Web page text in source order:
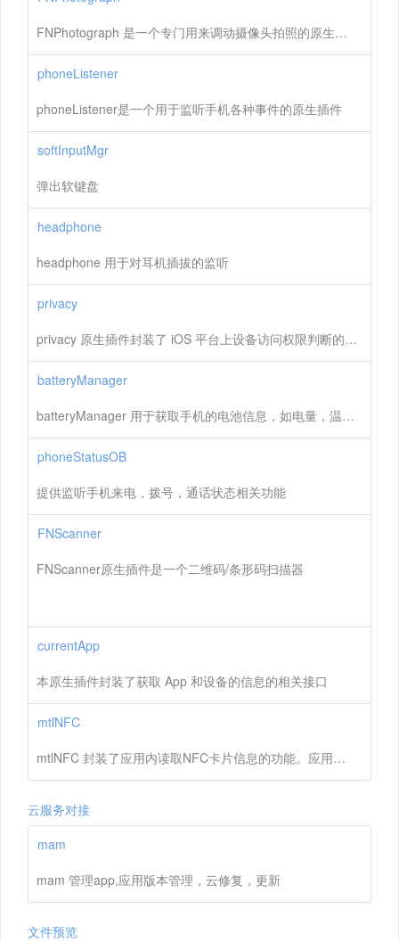
FNPhotograph 是一个专门用来调动摄像头拍照的原生插件
phoneListener
phoneListener是一个用于监听手机各种事件的原生插件
softInputMgr
弹出软键盘
headphone
headphone 用于对耳机插拔的监听
privacy
privacy 原生插件封装了 iOS 平台上设备访问权限判断的接口
batteryManager
batteryManager 用于获取手机的电池信息，如电量，温度，电压等
phoneStatusOB
提供监听手机来电，拨号，通话状态相关功能
FNScanner
FNScanner原生插件是一个二维码/条形码扫描器
currentApp
本原生插件封装了获取 App 和设备的信息的相关接口
mtlNFC
mtlNFC 封装了应用内读取NFC卡片信息的功能。应用界面需要在前台并且打开手机NFC功能才能正常读取卡片信息。
云服务对接
mam
mam 管理app,应用版本管理，云修复，更新
文件预览